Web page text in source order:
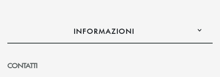
INFORMAZIONI
CONTATTI